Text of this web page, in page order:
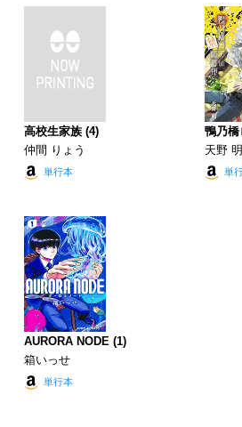
高校生家族 (4)
仲間 りょう
単行本
鴨乃橋
天野 明
単
AURORA NODE (1)
箱いっせ
単行本